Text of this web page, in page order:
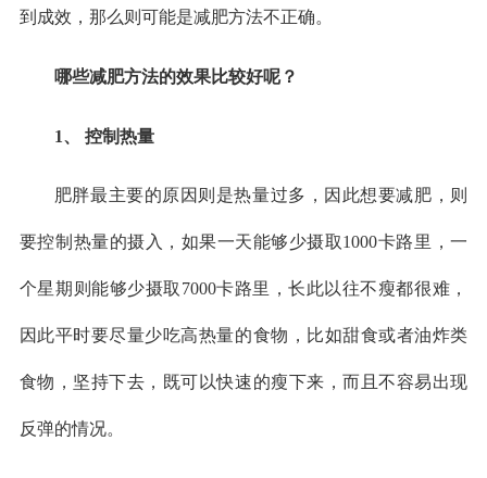
到成效，那么则可能是减肥方法不正确。
哪些减肥方法的效果比较好呢？
1、 控制热量
肥胖最主要的原因则是热量过多，因此想要减肥，则
要控制热量的摄入，如果一天能够少摄取1000卡路里，一
个星期则能够少摄取7000卡路里，长此以往不瘦都很难，
因此平时要尽量少吃高热量的食物，比如甜食或者油炸类
食物，坚持下去，既可以快速的瘦下来，而且不容易出现
反弹的情况。